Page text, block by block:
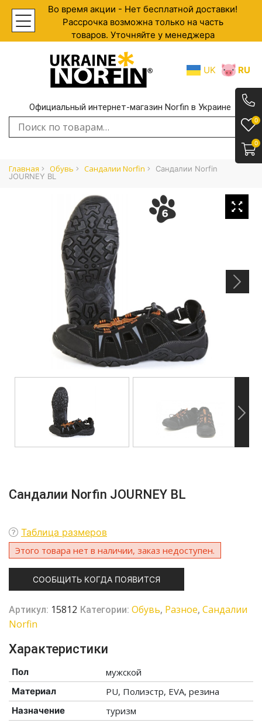
Во время акции - Нет бесплатной доставки!
Рассрочка возможна только на часть
товаров. Уточняйте у менеджера
UK RU
Официальный интернет-магазин Norfin в Украине
Искать:
Главная Обувь Сандалии Norfin
Сандалии Norfin
JOURNEY BL
0
0
Сандалии Norfin JOURNEY BL
Таблица размеров
Этого товара нет в наличии, заказ недоступен.
СООБЩИТЬ КОГДА ПОЯВИТСЯ
Артикул: 15812 Категории: Обувь, Разное, Сандалии
Norfin
Характеристики
Пол мужской
Материал PU, Полиэстр, EVA, резина
Назначение туризм